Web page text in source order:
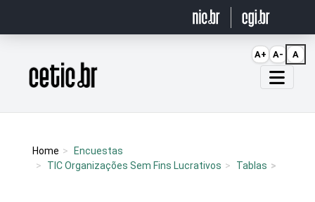
Página inicial
Home
Encuestas
TIC Organizações Sem Fins Lucrativos
Tablas
A+ A- A